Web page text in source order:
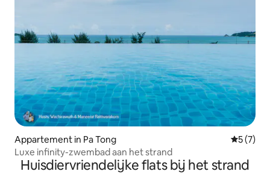
Appartement in Pa Tong
5 (7)
Luxe infinity-zwembad aan het strand
Huisdiervriendelijke flats bij het strand